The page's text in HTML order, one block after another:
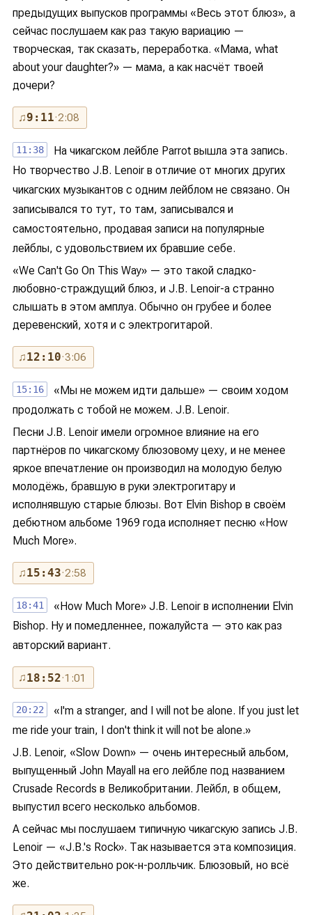
предыдущих выпусков программы «Весь этот блюз», а
сейчас послушаем как раз такую вариацию —
творческая, так сказать, переработка. «Мама, what
about your daughter?» — мама, а как насчёт твоей
дочери?
♫9:11· 2:08
11:38
На чикагском лейбле Parrot вышла эта запись.
Но творчество J.B. Lenoir в отличие от многих других
чикагских музыкантов с одним лейблом не связано. Он
записывался то тут, то там, записывался и
самостоятельно, продавая записи на популярные
лейблы, с удовольствием их бравшие себе.
«We Can't Go On This Way» — это такой сладко-
любовно-страждущий блюз, и J.B. Lenoir-а странно
слышать в этом амплуа. Обычно он грубее и более
деревенский, хотя и с электрогитарой.
♫12:10· 3:06
15:16
«Мы не можем идти дальше» — своим ходом
продолжать с тобой не можем. J.B. Lenoir.
Песни J.B. Lenoir имели огромное влияние на его
партнёров по чикагскому блюзовому цеху, и не менее
яркое впечатление он производил на молодую белую
молодёжь, бравшую в руки электрогитару и
исполнявшую старые блюзы. Вот Elvin Bishop в своём
дебютном альбоме 1969 года исполняет песню «How
Much More».
♫15:43· 2:58
18:41
«How Much More» J.B. Lenoir в исполнении Elvin
Bishop. Ну и помедленнее, пожалуйста — это как раз
авторский вариант.
♫18:52· 1:01
20:22
«I'm a stranger, and I will not be alone. If you just let
me ride your train, I don't think it will not be alone.»
J.B. Lenoir, «Slow Down» — очень интересный альбом,
выпущенный John Mayall на его лейбле под названием
Crusade Records в Великобритании. Лейбл, в общем,
выпустил всего несколько альбомов.
А сейчас мы послушаем типичную чикагскую запись J.B.
Lenoir — «J.B.'s Rock». Так называется эта композиция.
Это действительно рок-н-ролльчик. Блюзовый, но всё
же.